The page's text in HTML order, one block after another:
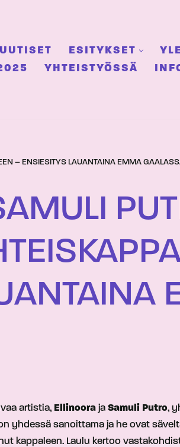
UUTISET ESITYKSET
YHTEISTYÖSSÄ
– ENSIESITYS LAUANTAINA EMMA
artistia, Ellinoora ja Samuli Putro,
yhdessä sanoittama ja he ovat
kappaleen. Laulu kertoo